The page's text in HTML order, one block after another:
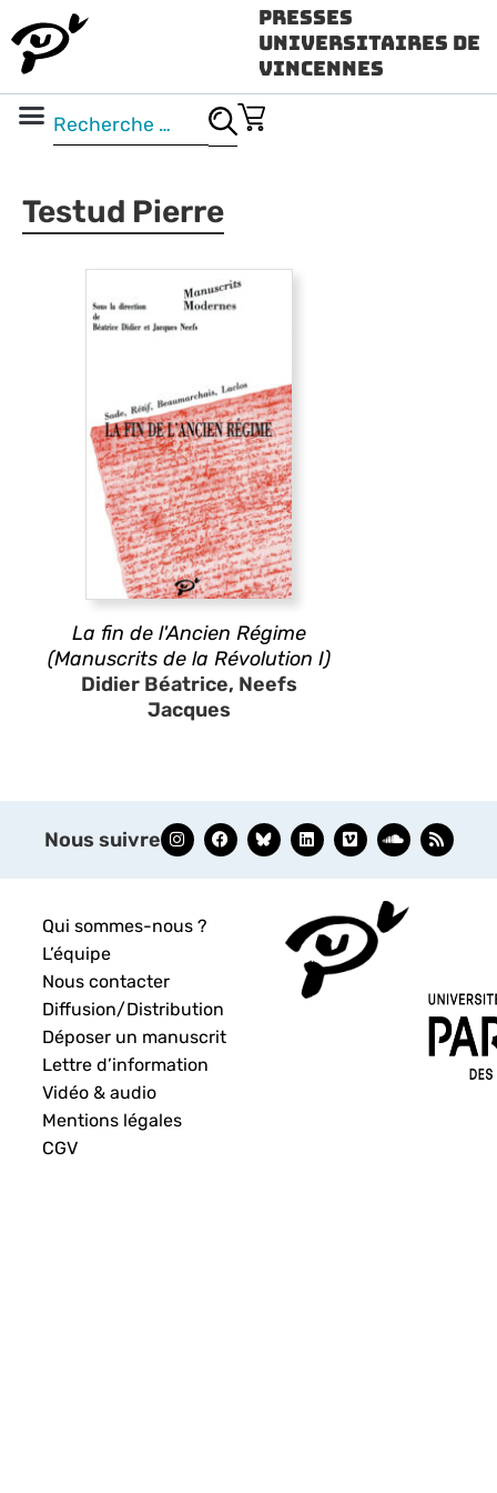
Presses
Universitaires de
Vincennes
Testud Pierre
La fin de l'Ancien Régime
(Manuscrits de la Révolution I)
Didier Béatrice, Neefs
Jacques
Nous suivre
Qui sommes-nous ?
L’équipe
Nous contacter
Diffusion/Distribution
Déposer un manuscrit
Lettre d’information
Vidéo & audio
Mentions légales
CGV